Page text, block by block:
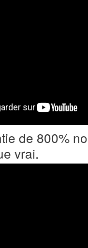
de 800%
vrai.